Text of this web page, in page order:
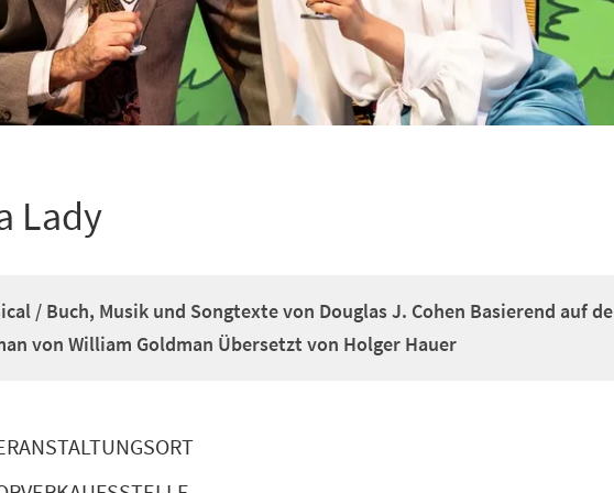
Lady
/ Buch, Musik und Songtexte von Douglas J. Cohen Basierend auf
von William Goldman Übersetzt von Holger Hauer